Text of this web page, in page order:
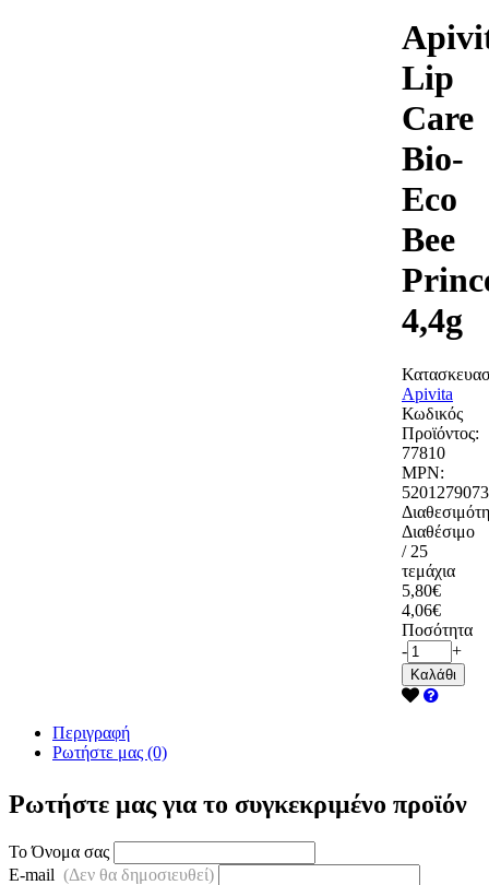
Lip
Care
Bio-
Eco
Bee
4,4g
Apivita
Κωδικός
Προϊόντος:
77810
MPN:
Διαθέσιμο
/ 25
τεμάχια
5,80€
4,06€
Ποσότητα
-
+
Καλάθι
Περιγραφή
Ρωτήστε μας (0)
Ρωτήστε μας για το συγκεκριμένο προϊόν
Το Όνομα σας
E-mail (Δεν θα δημοσιευθεί)